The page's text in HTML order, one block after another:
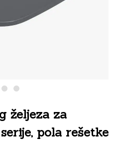
željeza za
pola rešetke